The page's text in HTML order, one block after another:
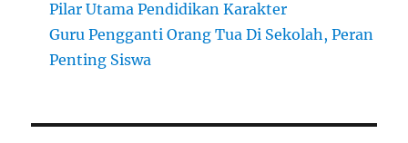
Pilar Utama Pendidikan Karakter
Guru Pengganti Orang Tua Di Sekolah, Peran
Penting Siswa